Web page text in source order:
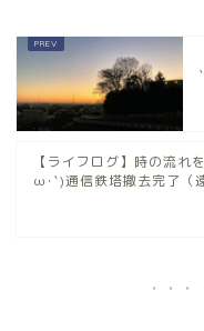
【ライフログ】時の流れ
ω･`)通信鉄塔撤去完了（